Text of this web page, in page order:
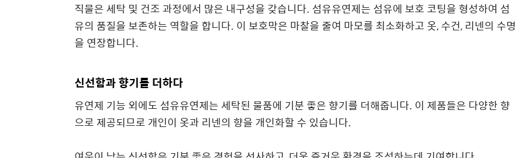
직물은 세탁 및 건조 과정에서 많은 내구성을 갖습니다. 섬유유연제는 섬유에 보호 코팅을 형성하여 섬
유의 품질을 보존하는 역할을 합니다. 이 보호막은 마찰을 줄여 마모를 최소화하고 옷, 수건, 리넨의 수명
을 연장합니다.
신선함과 향기를 더하다
유연제 기능 외에도 섬유유연제는 세탁된 물품에 기분 좋은 향기를 더해줍니다. 이 제품들은 다양한 향
으로 제공되므로 개인이 옷과 리넨의 향을 개인화할 수 있습니다.